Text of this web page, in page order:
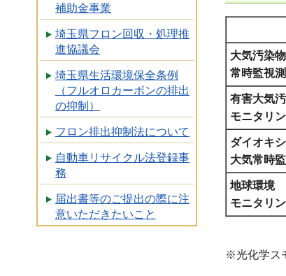
補助金事業
埼玉県フロン回収・処理推
進協議会
埼玉県生活環境保全条例
（フルオロカーボンの排出
の抑制）
フロン排出抑制法について
自動車リサイクル法登録事
務
届出書等のご提出の際に注
意いただきたいこと
大気汚染
常時監視
有害大気
モニタリ
ダイオキ
大気常時
地球環境
モニタリ
※光化学ス